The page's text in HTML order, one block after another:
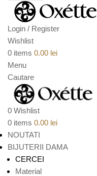
Login / Register
Wishlist
0 items 0.00 lei
Menu
Cautare
0 Wishlist
0 items 0.00 lei
NOUTATI
BIJUTERII DAMA
CERCEI
Material